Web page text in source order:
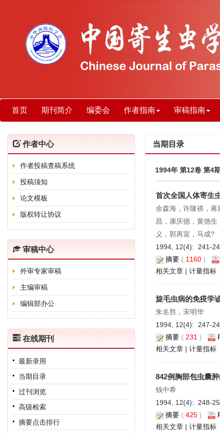
首页 期刊简介 编委会 作者指南 审稿指南
作者中心
作者投稿查稿系统
投稿须知
论文模板
版权转让协议
审稿中心
外审专家审稿
主编审稿
编辑部办公
在线期刊
最新录用
当期目录
过刊浏览
高级检索
摘要点击排行
当期目录
1994年 第12卷 第4
首次全国人体寄生
余森海，许隆祺，
昌，康庆德，黄德
义，郭再宣，马成?
1994, 12(4): 241-
摘要 ( 1160 )
相关文章 | 计量指标
旋毛虫病的免疫学
朱名胜，宋明华
1994, 12(4): 247-
摘要 ( 231 )
相关文章 | 计量指标
842例胸部包虫囊
钱中希
1994, 12(4): 248-
摘要 ( 425 )
相关文章 | 计量指标